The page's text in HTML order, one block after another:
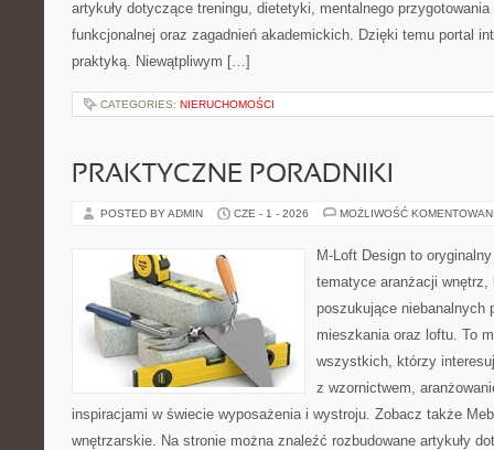
artykuły dotyczące treningu, dietetyki, mentalnego
funkcjonalnej oraz zagadnień akademickich. Dzięki temu portal
praktyką. Niewątpliwym […]
CATEGORIES: NIERUCHOMOŚCI
PRAKTYCZNE PORADNIKI
POSTED BY ADMIN CZE - 1 - 2026 MOŻLIWOŚĆ
M-Loft Design to
tematyce aranżacji
poszukujące niebanalnych
mieszkania oraz loftu. To
wszystkich, którzy
z wzornictwem,
inspiracjami w świecie wyposażenia i wystroju. Zobacz także
wnętrzarskie. Na stronie można znaleźć rozbudowane artykuły